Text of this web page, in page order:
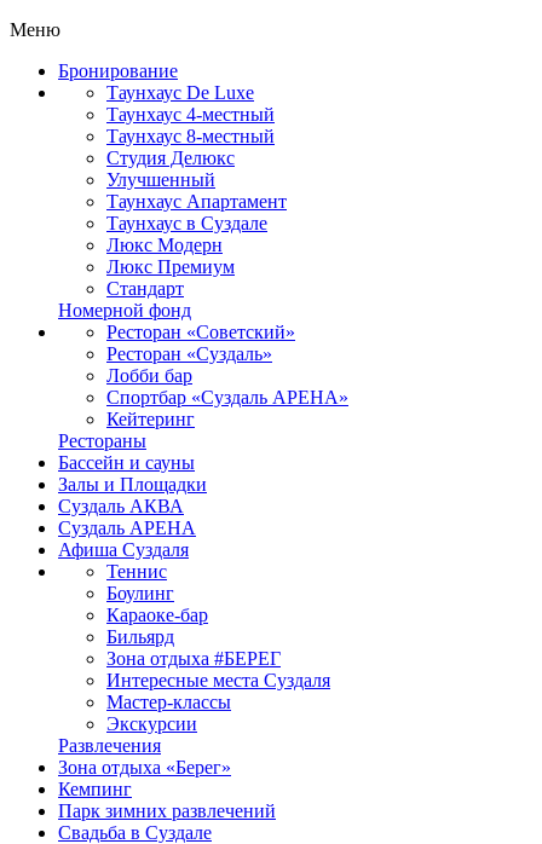
Меню
Бронирование
Таунхаус De Luxe
Таунхаус 4-местный
Таунхаус 8-местный
Студия Делюкс
Улучшенный
Таунхаус Апартамент
Таунхаус в Суздале
Люкс Модерн
Люкс Премиум
Стандарт
Номерной фонд
Ресторан «Советский»
Ресторан «Суздаль»
Лобби бар
Спортбар «Суздаль АРЕНА»
Кейтеринг
Рестораны
Бассейн и сауны
Залы и Площадки
Суздаль АКВА
Суздаль АРЕНА
Афиша Суздаля
Теннис
Боулинг
Караоке-бар
Бильярд
Зона отдыха #БЕРЕГ
Интересные места Суздаля
Мастер-классы
Экскурсии
Развлечения
Зона отдыха «Берег»
Кемпинг
Парк зимних развлечений
Свадьба в Суздале